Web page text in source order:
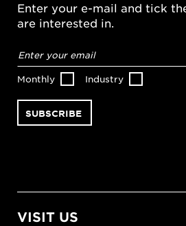
Enter your e-mail and tick
are interested in.
address*
Monthly Industry
VISIT US